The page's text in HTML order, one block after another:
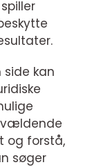
kan
og forstå,
søger